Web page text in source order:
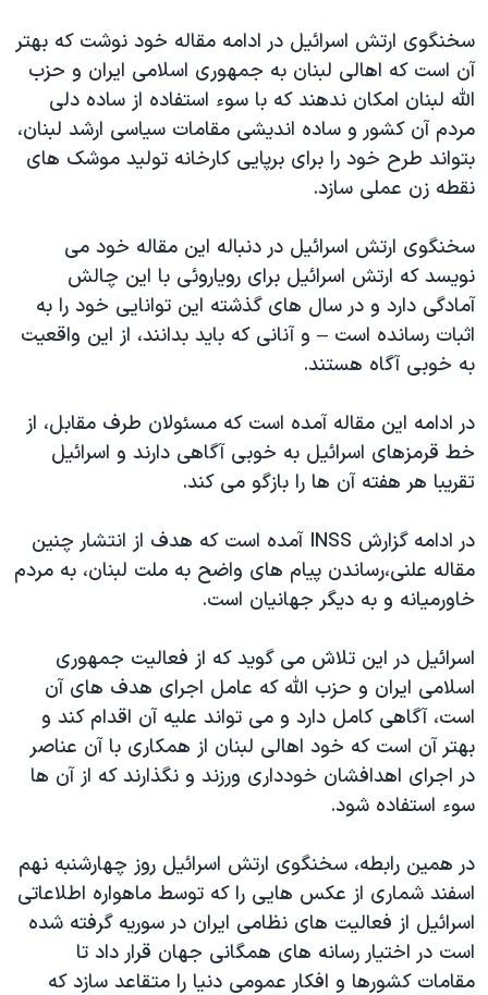
سخنگوی ارتش اسرائیل در ادامه مقاله خود نوشت که بهتر
آن است که اهالی لبنان به جمهوری اسلامی ایران و حزب
الله لبنان امکان ندهند که با سوء استفاده از ساده دلی
مردم آن کشور و ساده اندیشی مقامات سیاسی ارشد لبنان،
بتواند طرح خود را برای برپایی کارخانه تولید موشک های
نقطه زن عملی سازد.
سخنگوی ارتش اسرائیل در دنباله این مقاله خود می
نویسد که ارتش اسرائیل برای رویاروئی با این چالش
آمادگی دارد و در سال های گذشته این توانایی خود را به
اثبات رسانده است – و آنانی که باید بدانند، از این واقعیت
به خوبی آگاه هستند.
در ادامه این مقاله آمده است که مسئولان طرف مقابل، از
خط قرمزهای اسرائیل به خوبی آگاهی دارند و اسرائیل
تقریبا هر هفته آن ها را بازگو می کند.
در ادامه گزارش INSS آمده است که هدف از انتشار چنین
مقاله علنی،رساندن پیام های واضح به ملت لبنان، به مردم
خاورمیانه و به دیگر جهانيان است.
اسرائیل در این تلاش می گوید که از فعالیت جمهوری
اسلامی ایران و حزب الله که عامل اجرای هدف های آن
است، آگاهی کامل دارد و می تواند علیه آن اقدام کند و
بهتر آن است که خود اهالی لبنان از همکاری با آن عناصر
در اجرای اهدافشان خودداری ورزند و نگذارند که از آن ها
سوء استفاده شود.
در همین رابطه، سخنگوی ارتش اسرائیل روز چهارشنبه نهم
اسفند شماری از عکس هایی را که توسط ماهواره اطلاعاتی
اسرائیل از فعالیت های نظامی ایران در سوریه گرفته شده
است در اختیار رسانه های همگانی جهان قرار داد تا
مقامات کشورها و افکار عمومی دنیا را متقاعد سازد که